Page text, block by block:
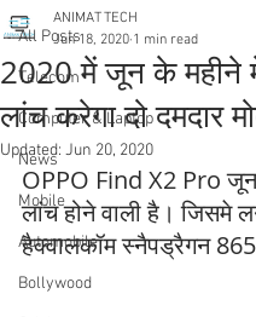
All Posts
Telecom
Computer & Laptop
News
Mobile
Automobile
Bollywood
2020 में जून के महीने
लांच करेगा दो दमदार
ANIMAT TECH
Jun 18, 2020 1 min read
Updated: Jun 20, 2020
OPPO Find X2 Pro
लांच होने वाली है। जिसमे
हैक्वालकॉम स्नैपड्रैगन